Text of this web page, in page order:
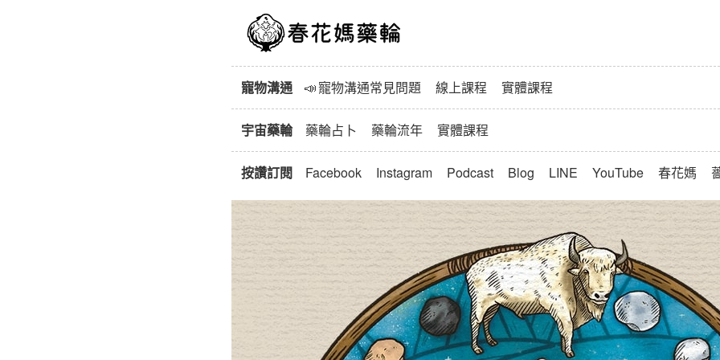
寵物溝通 📣寵物溝通常見問題 線上課程 實體課程
宇宙藥輪 藥輪占卜 藥輪流年 實體課程
按讚訂閱 Facebook Instagram Podcast Blog LINE YouTube 春花媽